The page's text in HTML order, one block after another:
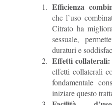
Efficienza
che l’uso
Citrato ha
sessuale,
duraturi e
Effetti collaterali:
effetti collaterali
fondamentale
iniziare questo